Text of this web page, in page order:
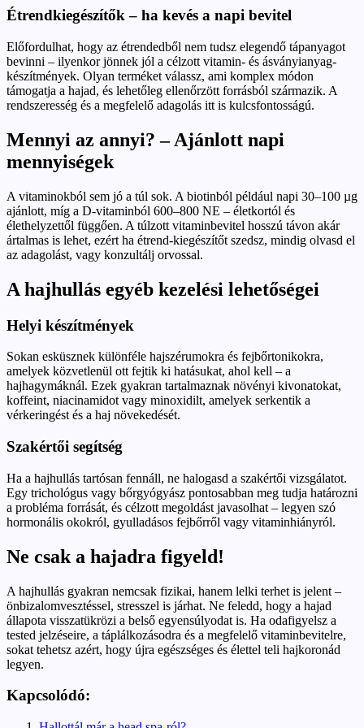
Étrendkiegészítők – ha kevés a napi bevitel
Előfordulhat, hogy az étrendedből nem tudsz elegendő tápanyagot
bevinni – ilyenkor jönnek jól a célzott vitamin- és ásványianyag-
készítmények. Olyan terméket válassz, ami komplex módon
támogatja a hajad, és lehetőleg ellenőrzött forrásból származik. A
rendszeresség és a megfelelő adagolás itt is kulcsfontosságú.
Mennyi az annyi? – Ajánlott napi
mennyiségek
A vitaminokból sem jó a túl sok. A biotinból például napi 30–100 µg
ajánlott, míg a D-vitaminból 600–800 NE – életkortól és
élethelyzettől függően. A túlzott vitaminbevitel hosszú távon akár
ártalmas is lehet, ezért ha étrend-kiegészítőt szedsz, mindig olvasd el
az adagolást, vagy konzultálj orvossal.
A hajhullás egyéb kezelési lehetőségei
Helyi készítmények
Sokan esküsznek különféle hajszérumokra és fejbőrtonikokra,
amelyek közvetlenül ott fejtik ki hatásukat, ahol kell – a
hajhagymáknál. Ezek gyakran tartalmaznak növényi kivonatokat,
koffeint, niacinamidot vagy minoxidilt, amelyek serkentik a
vérkeringést és a haj növekedését.
Szakértői segítség
Ha a hajhullás tartósan fennáll, ne halogasd a szakértői vizsgálatot.
Egy trichológus vagy bőrgyógyász pontosabban meg tudja határozni
a probléma forrását, és célzott megoldást javasolhat – legyen szó
hormonális okokról, gyulladásos fejbőrről vagy vitaminhiányról.
Ne csak a hajadra figyeld!
A hajhullás gyakran nemcsak fizikai, hanem lelki terhet is jelent –
önbizalomvesztéssel, stresszel is járhat. Ne feledd, hogy a hajad
állapota visszatükrözi a belső egyensúlyodat is. Ha odafigyelsz a
tested jelzéseire, a táplálkozásodra és a megfelelő vitaminbevitelre,
sokat tehetsz azért, hogy újra egészséges és élettel teli hajkoronád
legyen.
Kapcsolódó: